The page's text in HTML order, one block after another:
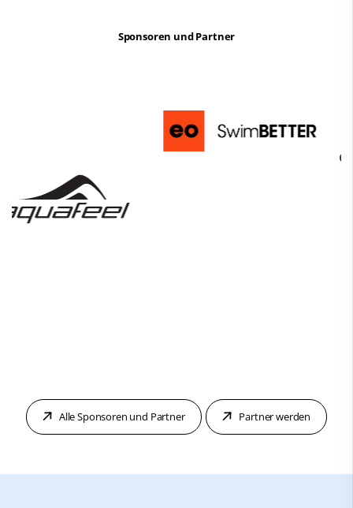
Sponsoren und Partner
Alle Sponsoren und Partner Partner werden